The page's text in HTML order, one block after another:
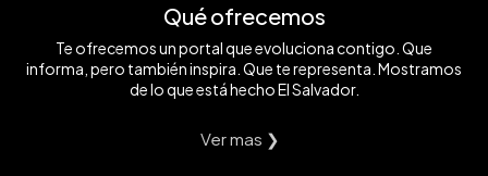
Qué ofrecemos
Te ofrecemos un portal que evoluciona contigo. Que
informa, pero también inspira. Que te representa. Mostramos
de lo que está hecho El Salvador.
Ver mas ❯